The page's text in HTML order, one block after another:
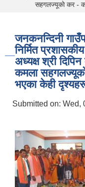
सहगलज्यूकाे कर -
जनकनन्दिनी
निर्मित
अध्यक्ष श्री
कमला
भएका केही
Submitted on: Wed,